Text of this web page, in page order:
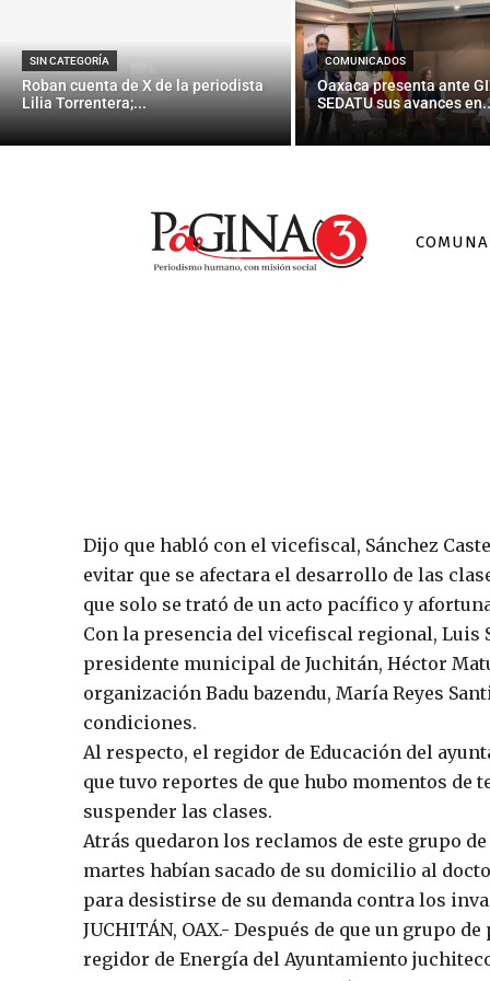
SIN CATEGORÍA
Roban cuenta de X de la periodista
Lilia Torrentera;...
COMUNICADOS
Oaxaca presenta ante
SEDATU sus avances
Dijo que habló con el vicefiscal, Sánchez
evitar que se afectara el desarrollo de las
que solo se trató de un acto pacífico y
Con la presencia del vicefiscal regional, Luis
presidente municipal de Juchitán, Héctor
organización Badu bazendu, María Reyes
condiciones.
Al respecto, el regidor de Educación del
que tuvo reportes de que hubo momentos de
suspender las clases.
Atrás quedaron los reclamos de este grupo
martes habían sacado de su domicilio al
para desistirse de su demanda contra los
JUCHITÁN, OAX.- Después de que un grupo
regidor de Energía del Ayuntamiento